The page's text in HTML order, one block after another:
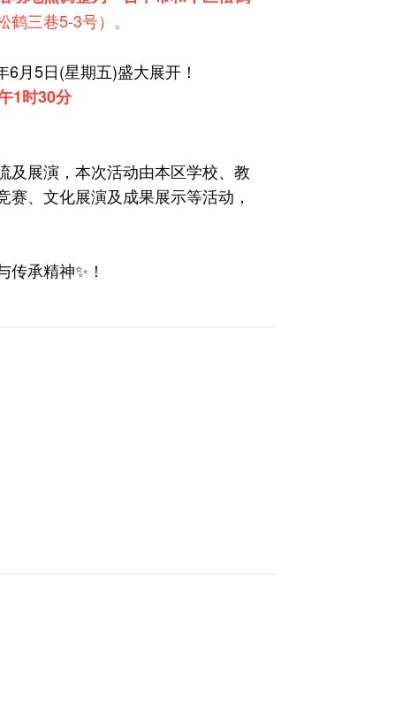
鹤三巷5-3号）。
月5日(星期五)盛大展开！
1时30分
及展演，本次活动由本区学校、教
、文化展演及成果展示等活动，
承精神✨！